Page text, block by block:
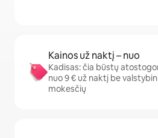
Kainos už naktį – nuo
Kadisas: čia būstų
nuo 9 € už naktį be
mokesčių